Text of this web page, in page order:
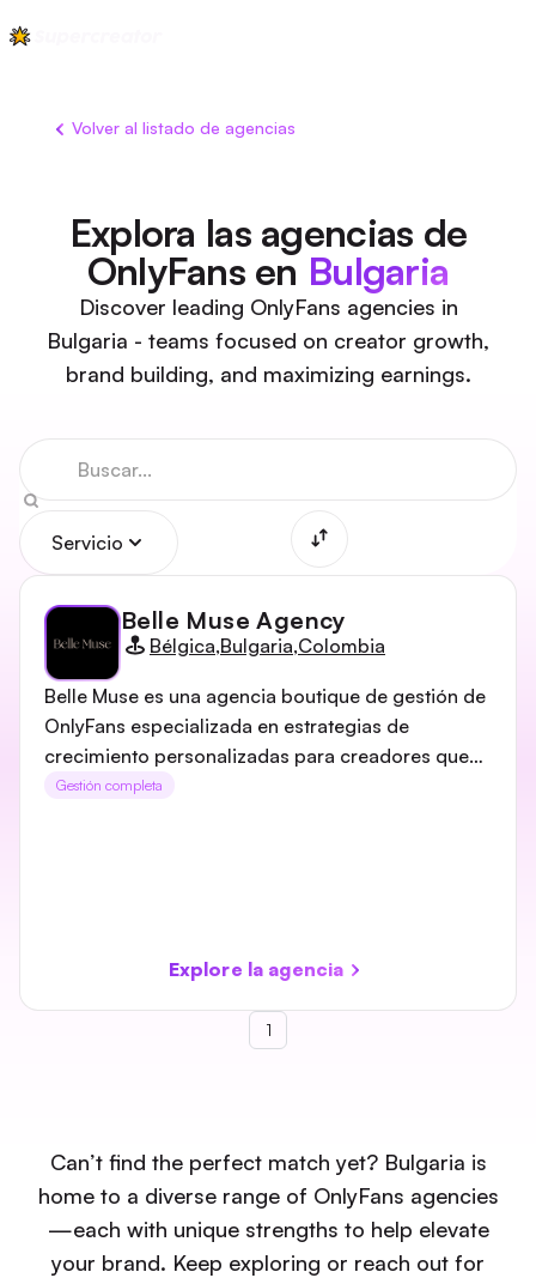
Volver al listado de agencias
Explora las agencias de
OnlyFans en Bulgaria
Discover leading OnlyFans agencies in
Bulgaria - teams focused on creator growth,
brand building, and maximizing earnings.
Servicio
Belle Muse Agency
Bélgica,Bulgaria,Colombia
Belle Muse es una agencia boutique de gestión de
OnlyFans especializada en estrategias de
crecimiento personalizadas para creadores que
buscan potenciar su éxito. La agencia ofrece una
Operando bajo un modelo transparente basado
garantiza que los creadores conserven la
propiedad total de su contenido mientras reciben
Gestión completa
Explore la agencia
1
Can’t find the perfect match yet? Bulgaria is
home to a diverse range of OnlyFans agencies
—each with unique strengths to help elevate
your brand. Keep exploring or reach out for